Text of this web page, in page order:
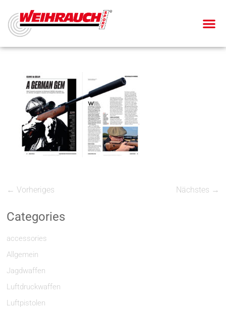
← Vorheriges Nächstes →
Categories
accessories
Allgemein
Jagdwaffen
Luftdruckwaffen
Luftpistolen